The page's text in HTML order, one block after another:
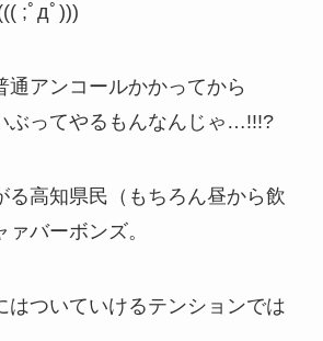
;ﾟдﾟ)))
通アンコールかかってから
ぶってやるもんなんじゃ…!!!?
る高知県民（もちろん昼から飲
バーボンズ。
はついていけるテンションでは